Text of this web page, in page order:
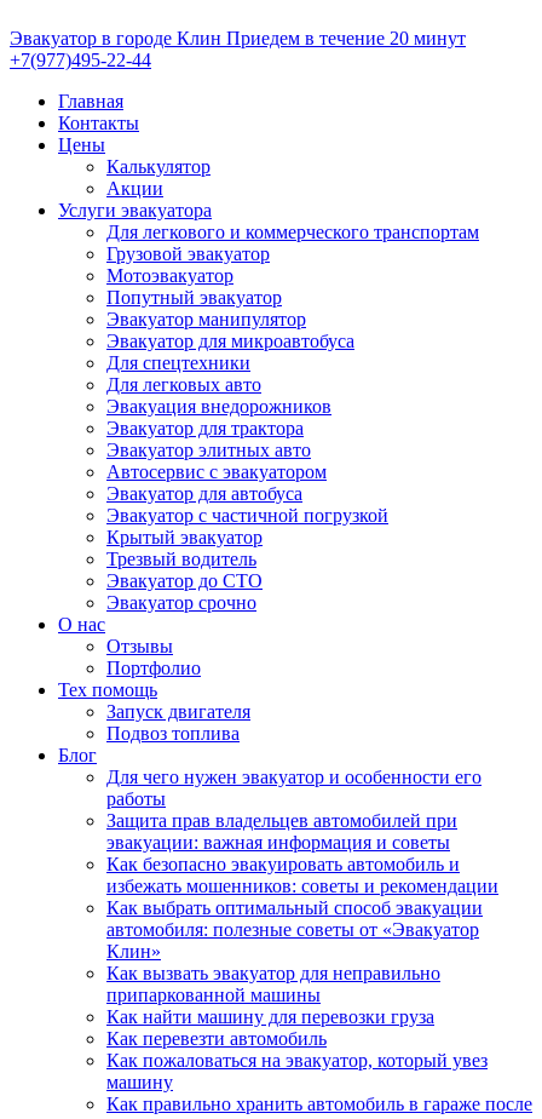
Эвакуатор в городе Клин Приедем в течение 20 минут
+7(977)495-22-44
Главная
Контакты
Цены
Калькулятор
Акции
Услуги эвакуатора
Для легкового и коммерческого транспортам
Грузовой эвакуатор
Мотоэвакуатор
Попутный эвакуатор
Эвакуатор манипулятор
Эвакуатор для микроавтобуса
Для спецтехники
Для легковых авто
Эвакуация внедорожников
Эвакуатор для трактора
Эвакуатор элитных авто
Автосервис с эвакуатором
Эвакуатор для автобуса
Эвакуатор с частичной погрузкой
Крытый эвакуатор
Трезвый водитель
Эвакуатор до СТО
Эвакуатор срочно
О нас
Отзывы
Портфолио
Тех помощь
Запуск двигателя
Подвоз топлива
Блог
Для чего нужен эвакуатор и особенности его
работы
Защита прав владельцев автомобилей при
эвакуации: важная информация и советы
Как безопасно эвакуировать автомобиль и
избежать мошенников: советы и рекомендации
Как выбрать оптимальный способ эвакуации
автомобиля: полезные советы от «Эвакуатор
Клин»
Как вызвать эвакуатор для неправильно
припаркованной машины
Как найти машину для перевозки груза
Как перевезти автомобиль
Как пожаловаться на эвакуатор, который увез
машину
Как правильно хранить автомобиль в гараже после